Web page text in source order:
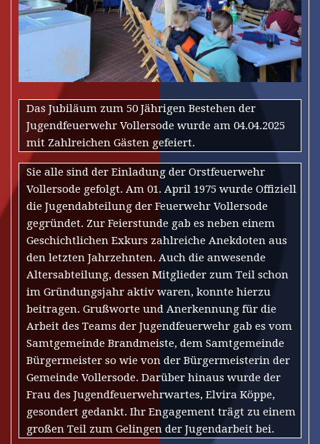
Das Jubiläum zum 50 Jährigen Bestehen der
Jugendfeuerwehr Vollersode wurde am 04.04.2025
mit Zahlreichen Gästen gefeiert.
Sie alle sind der Einladung der Orstfeuerwehr
Vollersode gefolgt. Am 01. April 1975 wurde Offiziell
die Jugendabteilung der Feuerwehr Vollersode
gegründet. Zur Feierstunde gab es neben einem
Geschichtlichen Exkurs zahlreiche Anekdoten aus
den letzten Jahrzehnten. Auch die anwesende
Altersabteilung, dessen Mitglieder zum Teil schon
im Gründungsjahr aktiv waren, konnte hierzu
beitragen. Grußworte und Anerkennung für die
Arbeit des Teams der Jugendfeuerwehr gab es vom
Samtgemeinde Brandmeiste, dem Samtgemeinde
Bürgermeister so wie von der Bürgermeisterin der
Gemeinde Vollersode. Darüber hinaus wurde der
Frau des Jugendfeuerwehrwartes, Elvira Köppe,
gesondert gedankt. Ihr Engagement trägt zu einem
großen Teil zum Gelingen der Jugendarbeit bei.